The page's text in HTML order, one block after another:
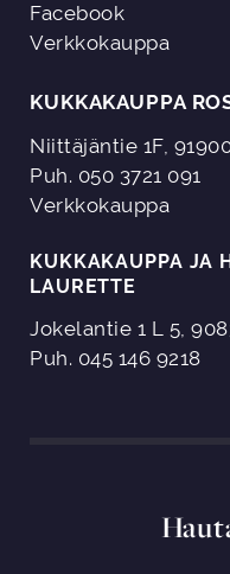
Facebook
Verkkokauppa
KUKKAKAUPPA
Niittäjäntie 1F,
Puh. 050 3721 091
Verkkokauppa
KUKKAKAUPPA JA
LAURETTE
Jokelantie 1 L 5,
Puh. 045 146 9218